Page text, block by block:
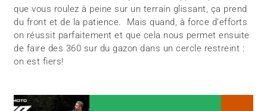
que vous roulez à peine sur un terrain glissant, ça prend
du front et de la patience. Mais quand, à force d’efforts
on réussit parfaitement et que cela nous permet ensuite
de faire des 360 sur du gazon dans un cercle restreint :
on est fiers!